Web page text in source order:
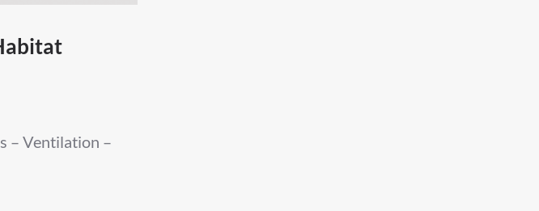
– Ventilation –